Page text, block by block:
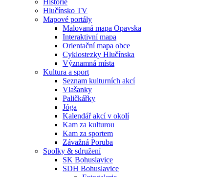
Historie
Hlučínsko TV
Mapové portály
Malovaná mapa Opavska
Interaktivní mapa
Orientační mapa obce
Cyklostezky Hlučínska
Významná místa
Kultura a sport
Seznam kulturních akcí
Vlašanky
Paličkářky
Jóga
Kalendář akcí v okolí
Kam za kulturou
Kam za sportem
Závažná Poruba
Spolky & sdružení
SK Bohuslavice
SDH Bohuslavice